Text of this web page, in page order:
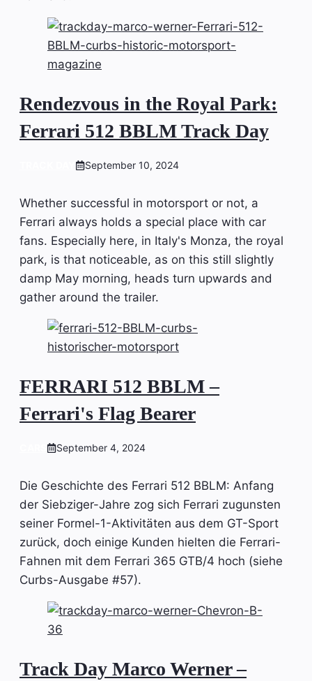
Rendezvous in the Royal Park:
Ferrari 512 BBLM Track Day
September 10, 2024
Whether successful in motorsport or not, a
Ferrari always holds a special place with car
fans. Especially here, in Italy's Monza, the royal
park, is that noticeable, as on this still slightly
damp May morning, heads turn upwards and
gather around the trailer.
FERRARI 512 BBLM –
Ferrari's Flag Bearer
September 4, 2024
Die Geschichte des Ferrari 512 BBLM: Anfang
der Siebziger-Jahre zog sich Ferrari zugunsten
seiner Formel-1-Aktivitäten aus dem GT-Sport
zurück, doch einige Kunden hielten die Ferrari-
Fahnen mit dem Ferrari 365 GTB/4 hoch (siehe
Curbs-Ausgabe #57).
Track Day Marco Werner –